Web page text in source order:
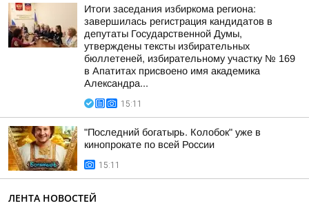
Итоги заседания избиркома региона:
завершилась регистрация кандидатов в
депутаты Государственной Думы,
утверждены тексты избирательных
бюллетеней, избирательному участку № 169
в Апатитах присвоено имя академика
Александра...
15:11
"Последний богатырь. Колобок" уже в
кинопрокате по всей России
15:11
ЛЕНТА НОВОСТЕЙ